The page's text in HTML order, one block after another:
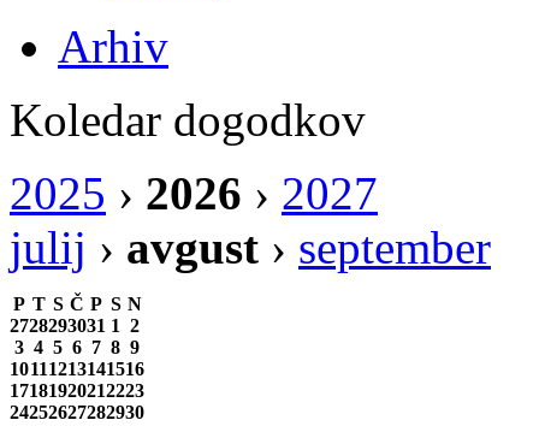
Arhiv
Koledar dogodkov
2025 › 2026 › 2027
julij › avgust › september
P T S Č P S N
2728293031 1 2
3 4 5 6 7 8 9
10111213141516
17181920212223
24252627282930